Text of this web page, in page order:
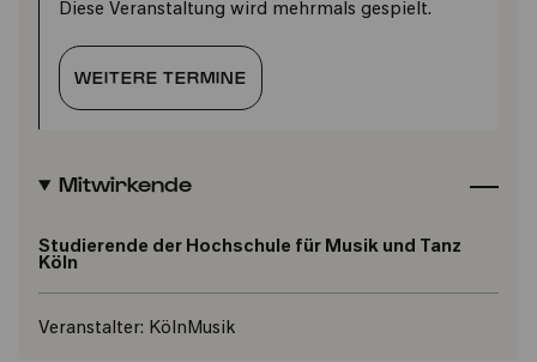
Diese Veranstaltung wird mehrmals gespielt.
WEITERE TERMINE
Mitwirkende
Studierende der Hochschule für Musik und Tanz
Köln
Veranstalter: KölnMusik